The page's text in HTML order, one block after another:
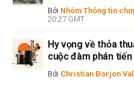
Bởi Nhóm Thông tin
20:27 GMT
Hy vọng về thỏa
cuộc đàm phán
Bởi Christian Borjon